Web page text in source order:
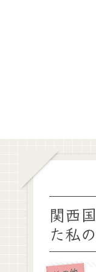
関西
た私